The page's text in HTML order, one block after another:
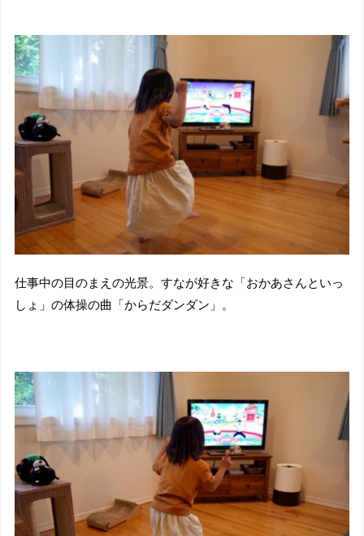
仕事中の目のまえの光景。すなが好きな「おかあさんといっ
しょ」の体操の曲「からだダンダン」。